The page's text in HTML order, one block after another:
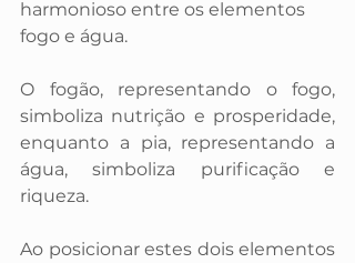
harmonioso entre os elementos
fogo e água.
O fogão, representando o fogo,
simboliza nutrição e prosperidade,
enquanto a pia, representando a
água, simboliza purificação e
riqueza.
Ao posicionar estes dois elementos